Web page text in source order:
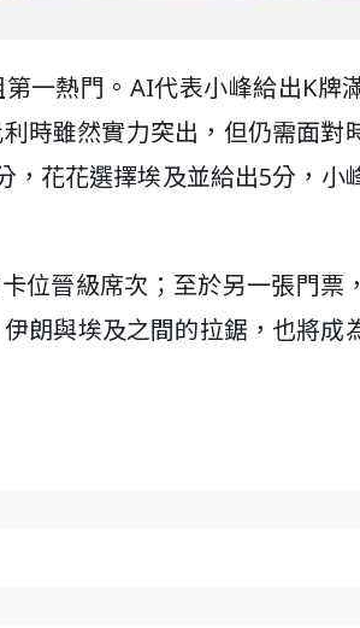
一熱門。AI代表小峰給出K牌
時雖然實力突出，但仍需面對
，花花選擇埃及並給出5分，小
位晉級席次；至於另一張門票
朗與埃及之間的拉鋸，也將成